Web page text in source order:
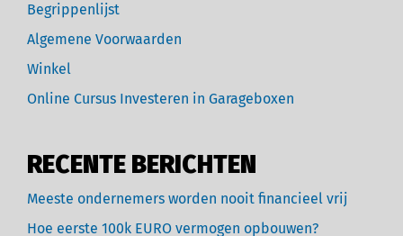
Begrippenlijst
Algemene Voorwaarden
Winkel
Online Cursus Investeren in Garageboxen
RECENTE BERICHTEN
Meeste ondernemers worden nooit financieel vrij
Hoe eerste 100k EURO vermogen opbouwen?